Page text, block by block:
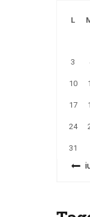
L
3
10
17
24
31
«